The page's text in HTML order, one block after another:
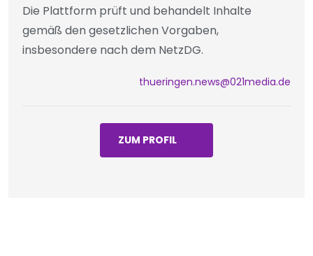
Die Plattform prüft und behandelt Inhalte
gemäß den gesetzlichen Vorgaben,
insbesondere nach dem NetzDG.
thueringen.news@021media.de
ZUM PROFIL